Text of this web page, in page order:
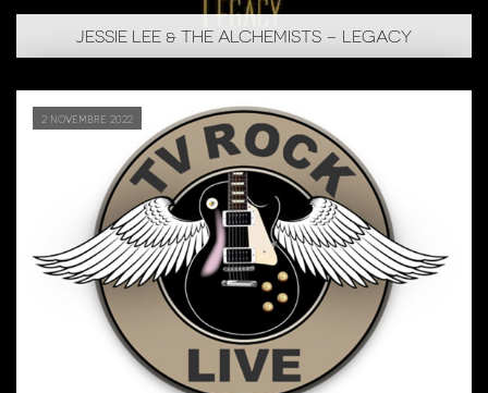
JESSIE LEE & THE ALCHEMISTS – LEGACY
2 novembre 2022